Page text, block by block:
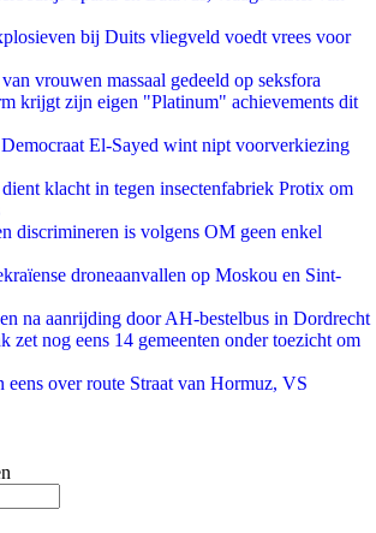
bij Duits vliegveld voedt vrees voor
vrouwen massaal gedeeld op seksfora
krijgt zijn eigen "Platinum" achievements dit
Democraat El-Sayed wint nipt voorverkiezing
klacht in tegen insectenfabriek Protix om
discrimineren is volgens OM geen enkel
droneaanvallen op Moskou en Sint-
na aanrijding door AH-bestelbus in Dordrecht
zet nog eens 14 gemeenten onder toezicht om
eens over route Straat van Hormuz, VS